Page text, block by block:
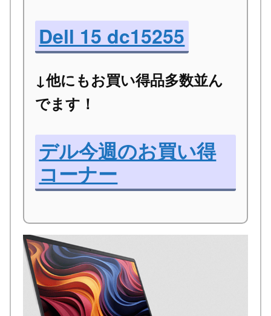
Dell 15 dc15255
↓他にもお買い得品多数並ん
でます！
デル今週のお買い得
コーナー